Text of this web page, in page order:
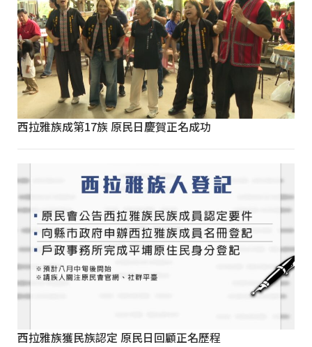
西拉雅族成第17族 原民日慶賀正名成功
西拉雅族獲民族認定 原民日回顧正名歷程